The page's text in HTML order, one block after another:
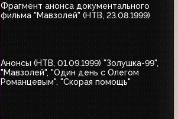
Фрагмент анонса документального
фильма "Мавзолей" (НТВ, 23.08.1999)
Анонсы (НТВ, 01.09.1999) "Золушка-99",
"Мавзолей", "Один день с Олегом
Романцевым", "Скорая помощь"